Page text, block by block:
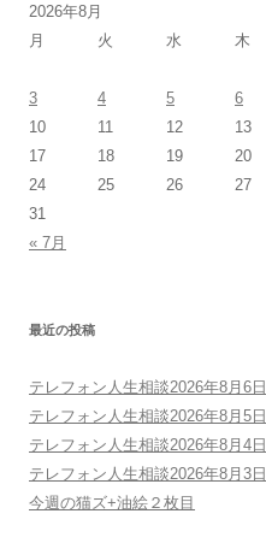
2026年8月
月
火 水 木
3
4 5 6
10
11 12 13
17
18 19 20
24
25 26 27
31
« 7月
最近の投稿
テレフォン人生相談2026年8月6日
テレフォン人生相談2026年8月5日
テレフォン人生相談2026年8月4日
テレフォン人生相談2026年8月3日
今週の猫ズ+油絵２枚目